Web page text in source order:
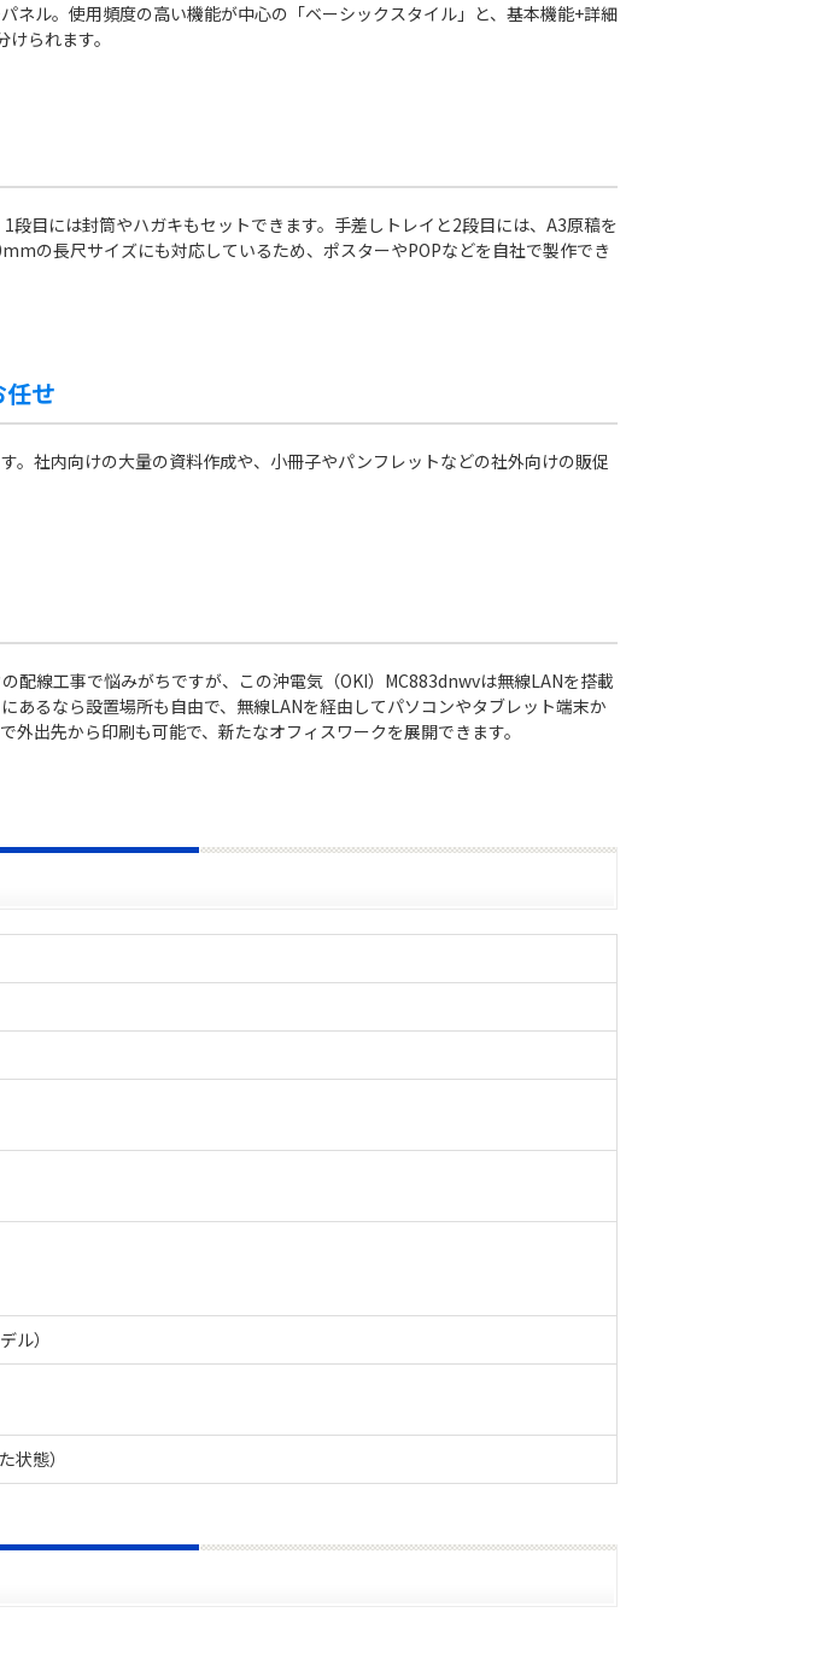
ル。使用頻度の高い機能が中心の「ベーシックスタイル」と、基本機能+詳細
られます。
目には封筒やハガキもセットできます。手差しトレイと2段目には、A3原稿を
の長尺サイズにも対応しているため、ポスターやPOPなどを自社で製作でき
せ
。社内向けの大量の資料作成や、小冊子やパンフレットなどの社外向けの販促
配線工事で悩みがちですが、この沖電気（OKI）MC883dnwvは無線LANを搭載
あるなら設置場所も自由で、無線LANを経由してパソコンやタブレット端末か
出先から印刷も可能で、新たなオフィスワークを展開できます。
）
態）